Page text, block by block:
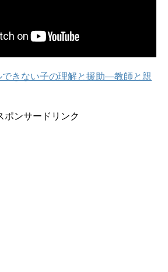
きない子の理解と援助―教師と親
ポンサードリンク